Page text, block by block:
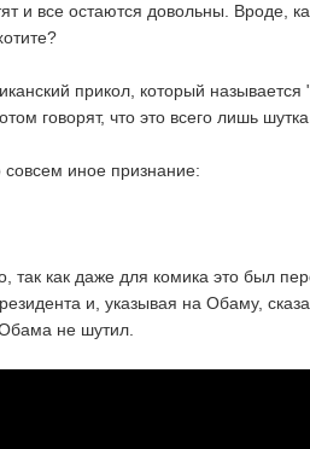
и все остаются довольны. Вроде,
прикол, который
говорят, что это всего лишь
совсем иное признание:
так как даже для комика это был
и, указывая на Обаму,
не шутил.